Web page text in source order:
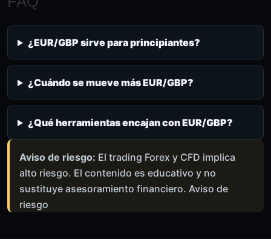
¿EUR/GBP sirve para principiantes?
¿Cuándo se mueve más EUR/GBP?
¿Qué herramientas encajan con EUR/GBP?
Aviso de riesgo: El trading Forex y CFD implica
alto riesgo. El contenido es educativo y no
sustituye asesoramiento financiero. Aviso de
riesgo